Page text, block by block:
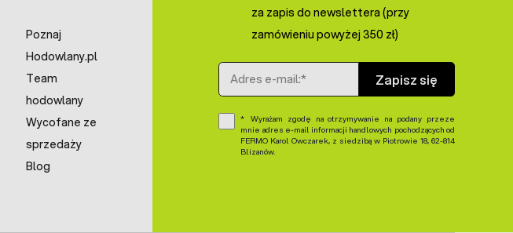
Poznaj
Hodowlany.pl
Team
hodowlany
Wycofane ze
sprzedaży
Blog
za zapis do newslettera (przy
zamówieniu powyżej 350 zł)
Adres e-mail
Zapisz się
Wyrażam zgodę na otrzymywanie na podany przeze
mnie adres e-mail informacji handlowych pochodzących od
FERMO Karol Owczarek, z siedzibą w Piotrowie 18, 62-814
Blizanów.